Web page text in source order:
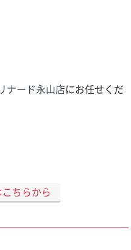
ナード永山店にお任せくだ
ちらから